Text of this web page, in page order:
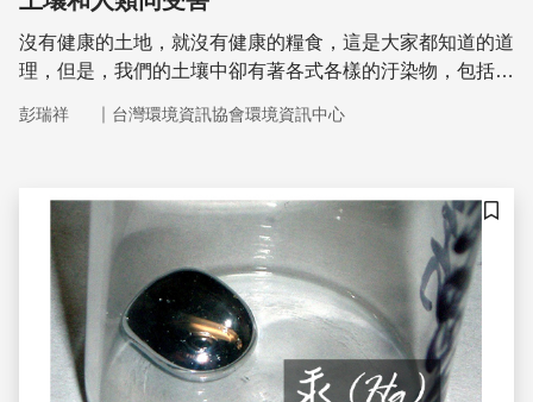
沒有健康的土地，就沒有健康的糧食，這是大家都知道的道
理，但是，我們的土壤中卻有著各式各樣的汙染物，包括灌
廢棄物的場地、廢棄工廠舊址遺留毒素，以及人為操作不當
彭瑞祥 ｜ 台灣環境資訊協會環境資訊中心
儲存